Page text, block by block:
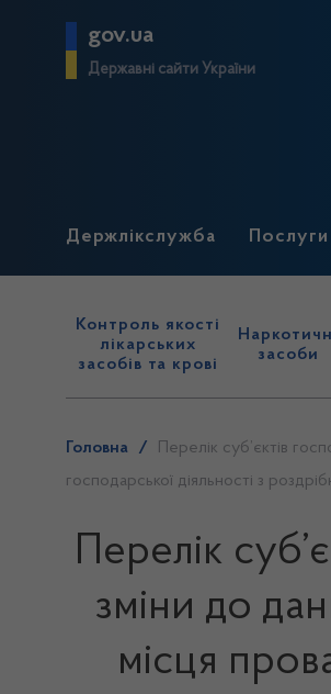
gov.ua
Державні сайти України
Держлікслужба Послуги
Контроль якості
лікарських
засобів та крові
засоби
Головна /
Перелік суб’єктів
господарської діяльності з
Перелік
зміни до
місця